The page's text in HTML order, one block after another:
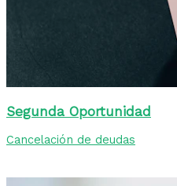
Segunda Oportunidad
Cancelación de deudas